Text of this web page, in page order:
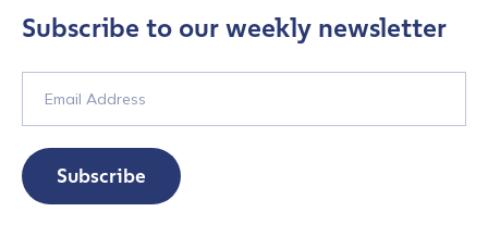
Subscribe to our weekly newsletter
Subscribe